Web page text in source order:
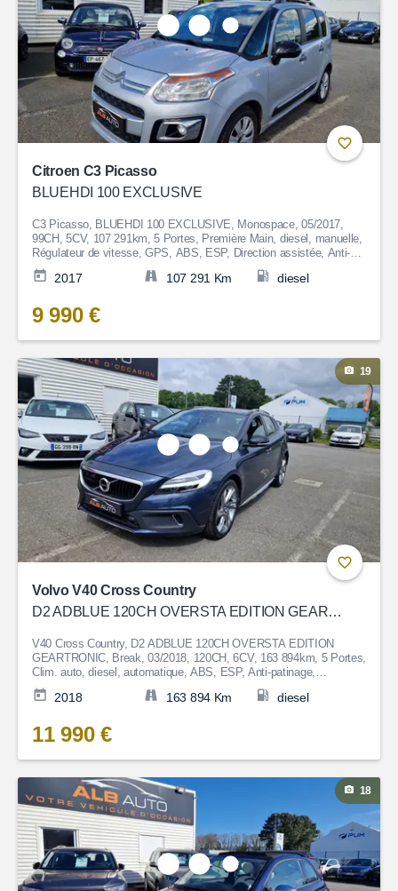
Citroen C3 Picasso
BLUEHDI 100 EXCLUSIVE
C3 Picasso, BLUEHDI 100 EXCLUSIVE, Monospace, 05/2017,
99CH, 5CV, 107 291km, 5 Portes, Première Main, diesel, manuelle,
Régulateur de vitesse, GPS, ABS, ESP, Direction assistée, Anti-
patinage, Fermeture centralisée, Bluetooth, Couleur Gris, Garantie 6
mois, 9 990€
2017 107 291 Km diesel
9 990 €
19
Volvo V40 Cross Country
D2 ADBLUE 120CH OVERSTA EDITION GEARTRONIC
V40 Cross Country, D2 ADBLUE 120CH OVERSTA EDITION
GEARTRONIC, Break, 03/2018, 120CH, 6CV, 163 894km, 5 Portes,
Clim. auto, diesel, automatique, ABS, ESP, Anti-patinage,
Fermeture centralisée, Bluetooth, Couleur Bleu, Garantie 6 mois, 11
990€2018 163 894 Km diesel
11 990 €
18